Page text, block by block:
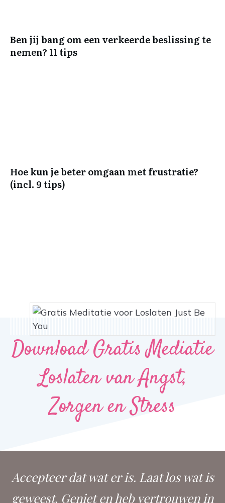
Ben jij bang om een verkeerde beslissing te
nemen? 11 tips
Hoe kun je beter omgaan met frustratie?
(incl. 9 tips)
Download Gratis Mediatie
Loslaten van Angst,
Zorgen en Stress
Accepteer dat wat er is. Laat los wat is
geweest. Geniet en heb vertrouwen in